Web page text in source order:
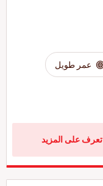
عمر طويل
تعرف على المزيد